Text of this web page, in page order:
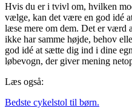
Hvis du er i tvivl om, hvilken
vælge, kan det være en god idé
læse mere om dem. Det er værd
ikke har samme højde, behov
god idé at sætte dig ind i dine
løbevogn, der giver mening
Læs også:
Bedste cykelstol til børn.